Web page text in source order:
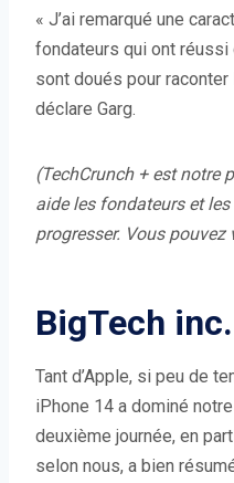
« J’ai remarqué une
fondateurs qui ont
sont doués pour
déclare Garg.
(TechCrunch + est notre
aide les fondateurs et
progresser. Vous pouvez
BigTech inc.
Tant d’Apple, si peu de
iPhone 14 a dominé
deuxième journée, en
selon nous, a bien